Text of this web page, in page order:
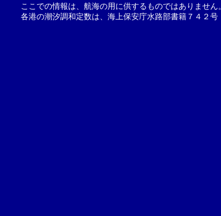
ここでの情報は、航海の用に供するものではありませ
各港の潮汐調和定数は、海上保安庁水路部書籍７４２